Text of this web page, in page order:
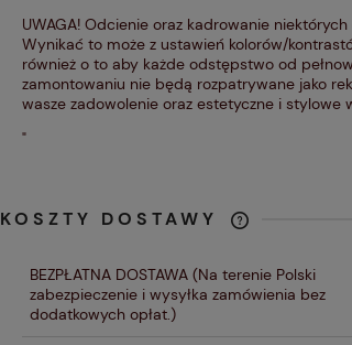
UWAGA! Odcienie oraz kadrowanie
Wynikać to może z ustawień kolorów/
również o to aby każde odstępstwo od
zamontowaniu nie będą rozpatrywane jako
wasze zadowolenie oraz estetyczne i stylowe
"
KOSZTY DOSTAWY
CENA
BEZPŁATNA DOSTAWA (Na terenie Polski
zabezpieczenie i wysyłka zamówienia bez
dodatkowych opłat.)